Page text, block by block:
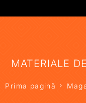
MATERIALE
Prima pagină